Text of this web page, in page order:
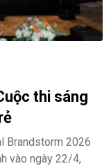
thi sáng
Brandstorm 2026
vào ngày 22/4,